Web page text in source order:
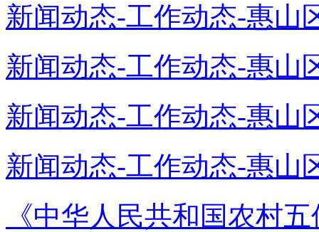
新闻动态-工作动态-惠山
新闻动态-工作动态-惠山
新闻动态-工作动态-惠山
新闻动态-工作动态-惠山
《中华人民共和国农村